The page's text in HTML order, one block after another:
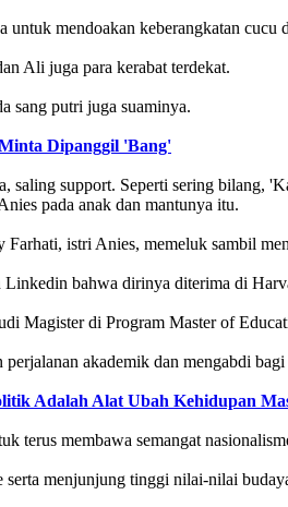
mendoakan keberangkatan cucu
Ali juga para kerabat terdekat.
sang putri juga suaminya.
Dipanggil 'Bang'
support. Seperti sering bilang,
pada anak dan mantunya itu.
Farhati, istri Anies, memeluk sambil
bahwa dirinya diterima di
Magister di Program Master of
perjalanan akademik dan mengabdi
Adalah Alat Ubah Kehidupan
terus membawa semangat
menjunjung tinggi nilai-nilai